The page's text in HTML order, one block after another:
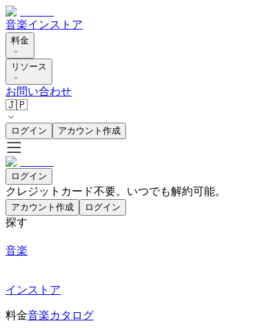
音楽インストア
料金
リソース
お問い合わせ
🇯🇵
ログイン アカウント作成
ログイン
クレジットカード不要。いつでも解約可能。
アカウント作成 ログイン
探す
音楽
インストア
料金音楽カタログ